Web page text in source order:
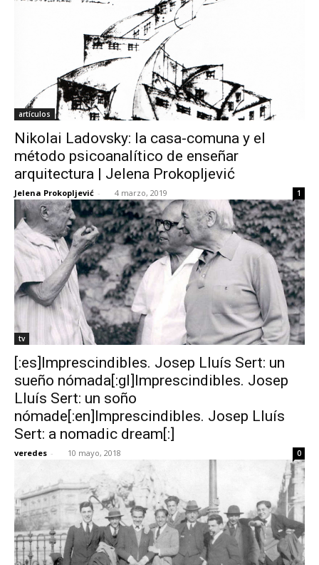
artículos
Nikolai Ladovsky: la casa-comuna y el
método psicoanalítico de enseñar
arquitectura | Jelena Prokopljević
Jelena Prokopljević - 4 marzo, 2019 1
tv
[:es]Imprescindibles. Josep Lluís Sert: un
sueño nómada[:gl]Imprescindibles. Josep
Lluís Sert: un soño
nómade[:en]Imprescindibles. Josep Lluís
Sert: a nomadic dream[:]
veredes - 10 mayo, 2018 0